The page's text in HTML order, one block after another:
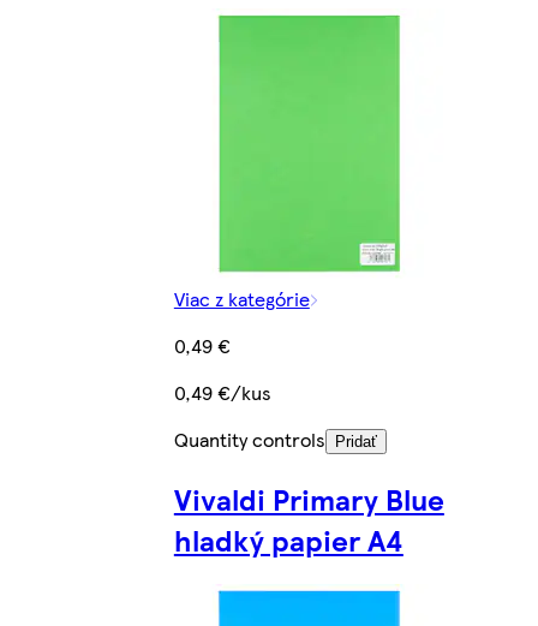
Viac z kategórie
0,49 €
0,49 €/kus
Quantity controls
Pridať
Vivaldi Primary Blue
hladký papier A4